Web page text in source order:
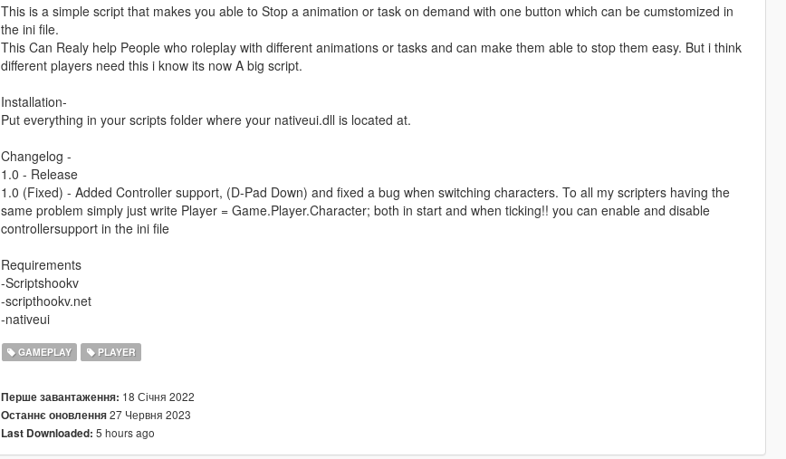
This is a simple script that makes you able to Stop a animation or task on demand with one button which can be cumstomized in
the ini file.
This Can Realy help People who roleplay with different animations or tasks and can make them able to stop them easy. But i think
different players need this i know its now A big script.
Installation-
Put everything in your scripts folder where your nativeui.dll is located at.
Changelog -
1.0 - Release
1.0 (Fixed) - Added Controller support, (D-Pad Down) and fixed a bug when switching characters. To all my scripters having the
same problem simply just write Player = Game.Player.Character; both in start and when ticking!! you can enable and disable
controllersupport in the ini file
Requirements
-Scriptshookv
-scripthookv.net
-nativeui
GAMEPLAY PLAYER
Перше завантаження: 18 Січня 2022
Останнє оновлення27 Червня 2023
Last Downloaded: 5 hours ago